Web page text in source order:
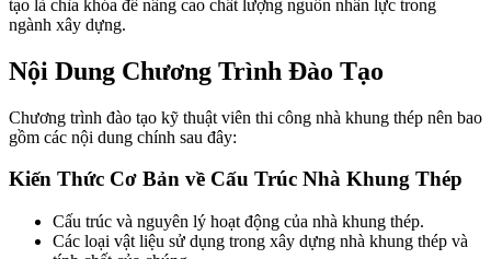
tạo là chìa khóa để nâng cao chất lượng nguồn nhân lực trong
ngành xây dựng.
Nội Dung Chương Trình Đào Tạo
Chương trình đào tạo kỹ thuật viên thi công nhà khung thép nên bao
gồm các nội dung chính sau đây:
Kiến Thức Cơ Bản về Cấu Trúc Nhà Khung Thép
Cấu trúc và nguyên lý hoạt động của nhà khung thép.
Các loại vật liệu sử dụng trong xây dựng nhà khung thép và